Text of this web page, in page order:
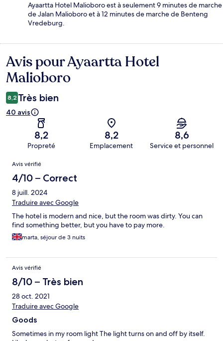
Ayaartta Hotel Malioboro est à seulement 9 minutes de marche
de Jalan Malioboro et à 12 minutes de marche de Benteng
Vredeburg.
Avis
Avis pour Ayaartta Hotel
Malioboro
8,2 Très bien
40 avis
8,2
Propreté
8,2
Emplacement
8,6
Service et personnel
Avis
Avis vérifié
4/10 – Correct
8 juill. 2024
Traduire avec Google
The hotel is modern and nice, but the room was dirty. You can
find something better, but you have to pay more.
marta, séjour de 3 nuits
Avis vérifié
8/10 – Très bien
28 oct. 2021
Traduire avec Google
Goods
Sometimes in my room light The light turns on and off by itself.